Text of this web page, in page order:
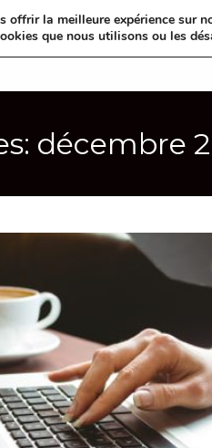
décembre
offrir la meilleure expérience sur
que nous utilisons ou les